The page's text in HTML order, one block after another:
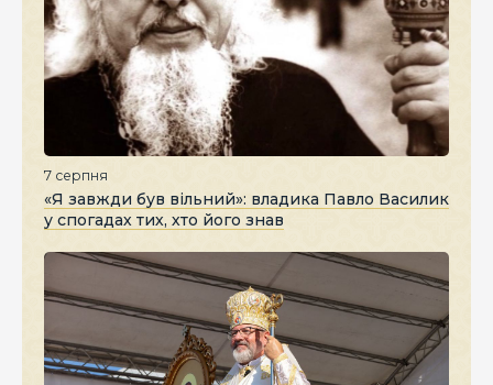
7 серпня
«Я завжди був вільний»: владика Павло Василик
у спогадах тих, хто його знав